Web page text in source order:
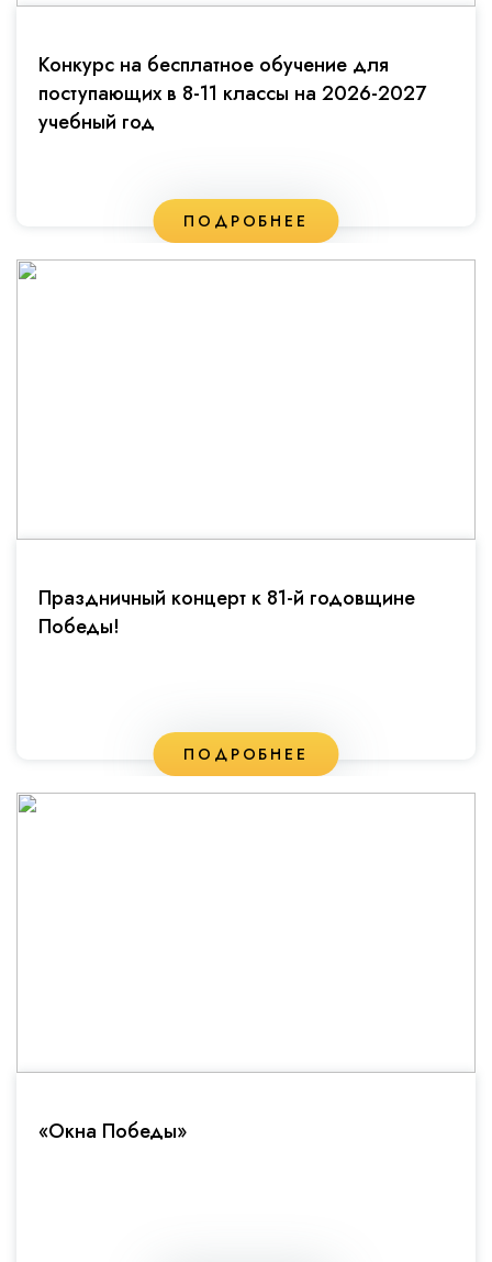
Конкурс на бесплатное обучение для
поступающих в 8-11 классы на 2026-2027
учебный год
ПОДРОБНЕЕ
Праздничный концерт к 81-й годовщине
Победы!
ПОДРОБНЕЕ
«Окна Победы»